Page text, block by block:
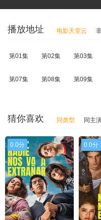
播放地址 电影天堂云
第01集 第02集 第03集
第07集 第08集 第09集
猜你喜欢 同类型 同主
0.0分 0.0分